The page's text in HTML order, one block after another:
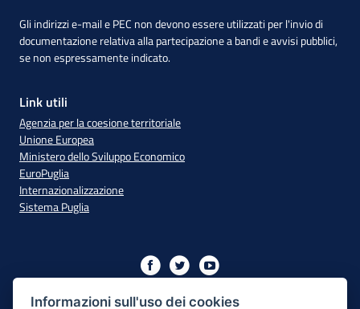
Gli indirizzi e-mail e PEC non devono essere utilizzati per l'invio di
documentazione relativa alla partecipazione a bandi e avvisi pubblici,
se non espressamente indicato.
Link utili
Agenzia per la coesione territoriale
Unione Europea
Ministero dello Sviluppo Economico
EuroPuglia
Internazionalizzazione
Sistema Puglia
XIII
Informazioni sull'uso dei cookies